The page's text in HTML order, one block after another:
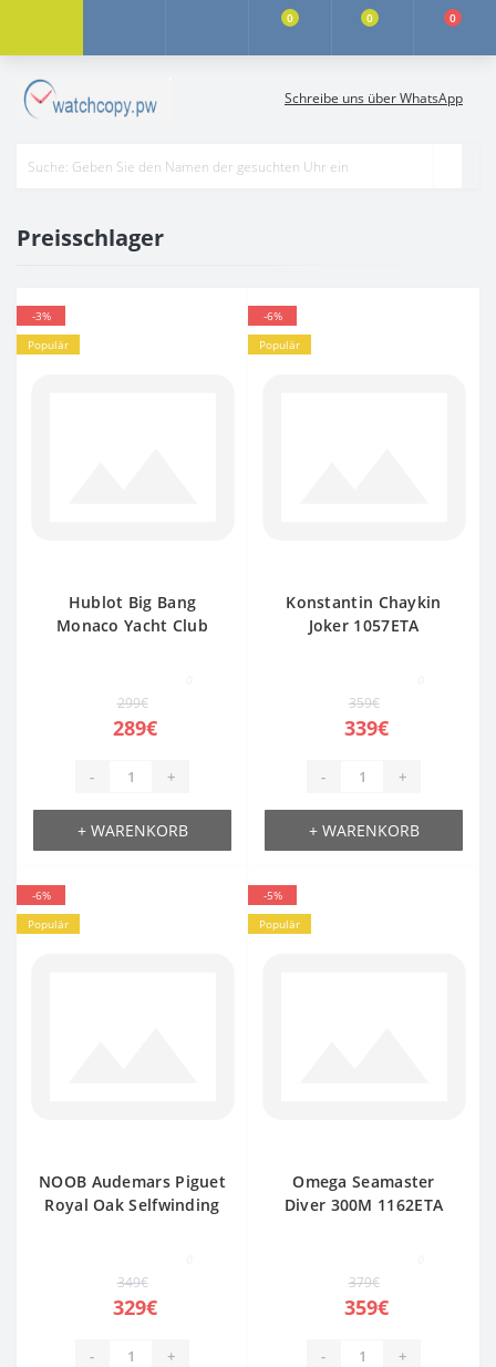
0 0 0
Schreibe uns über WhatsApp
Preisschlager
-3%
Populär
Hublot Big Bang
Monaco Yacht Club
299€
289€
- +
+ WARENKORB
-6%
Populär
Konstantin Chaykin
Joker 1057ETA
359€
339€
- +
+ WARENKORB
-6%
Populär
NOOB Audemars Piguet
Royal Oak Selfwinding
349€
329€
- +
-5%
Populär
Omega Seamaster
Diver 300M 1162ETA
379€
359€
- +